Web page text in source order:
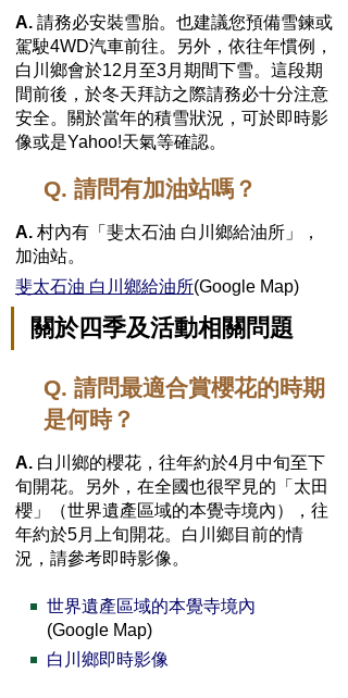
A. 請務必安裝雪胎。也建議您預備雪鍊或
駕駛4WD汽車前往。另外，依往年慣例，
白川鄉會於12月至3月期間下雪。這段期
間前後，於冬天拜訪之際請務必十分注意
安全。關於當年的積雪狀況，可於即時影
像或是Yahoo!天氣等確認。
Q. 請問有加油站嗎？
A. 村內有「斐太石油 白川鄉給油所」，
加油站。
斐太石油 白川鄉給油所(Google Map)
關於四季及活動相關問題
Q. 請問最適合賞櫻花的時期
是何時？
A. 白川鄉的櫻花，往年約於4月中旬至下
旬開花。另外，在全國也很罕見的「太田
櫻」（世界遺產區域的本覺寺境內），往
年約於5月上旬開花。白川鄉目前的情
況，請參考即時影像。
世界遺產區域的本覺寺境內
(Google Map)
白川鄉即時影像